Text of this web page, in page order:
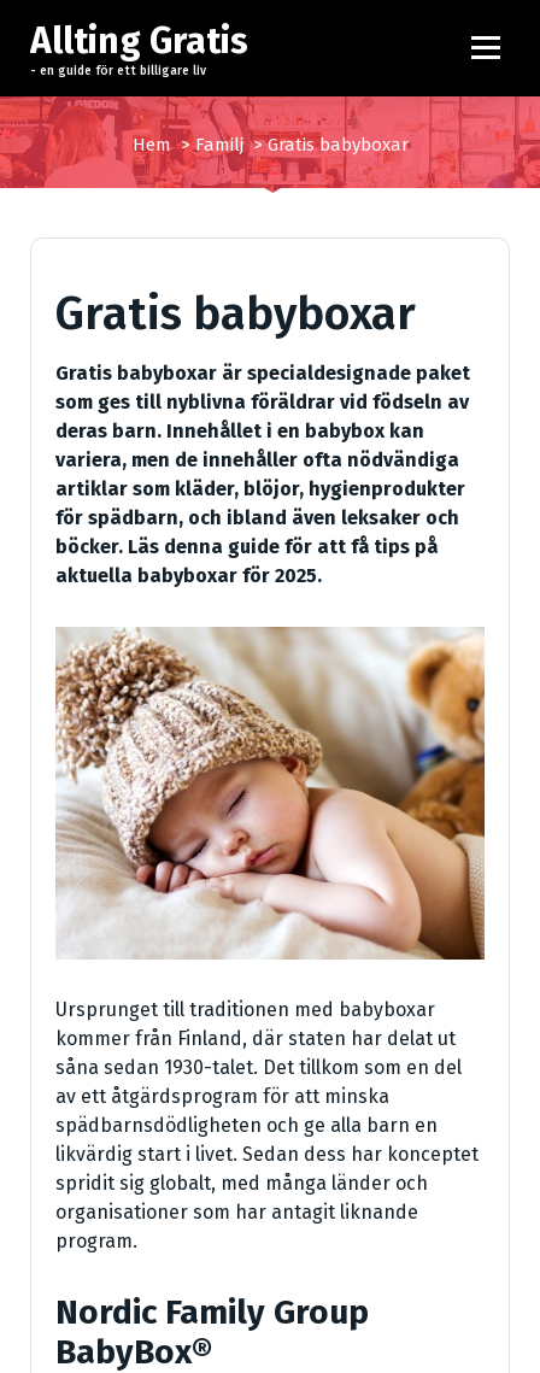
p
a
t
i
Allting Gratis
- en guide för ett billigare liv
Hem>Familj>Gratis babyboxar
Gratis babyboxar
Gratis babyboxar är specialdesignade paket
som ges till nyblivna föräldrar vid födseln av
deras barn. Innehållet i en babybox kan
variera, men de innehåller ofta nödvändiga
artiklar som kläder, blöjor, hygienprodukter
för spädbarn, och ibland även leksaker och
böcker. Läs denna guide för att få tips på
aktuella babyboxar för 2025.
Ursprunget till traditionen med babyboxar
kommer från Finland, där staten har delat ut
såna sedan 1930-talet. Det tillkom som en del
av ett åtgärdsprogram för att minska
spädbarnsdödligheten och ge alla barn en
likvärdig start i livet. Sedan dess har konceptet
spridit sig globalt, med många länder och
organisationer som har antagit liknande
program.
Nordic Family Group
BabyBox®